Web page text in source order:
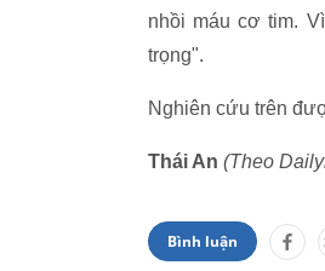
nhồi máu cơ tim.
trọng".
Nghiên cứu trên
Thái An (Theo
Bình luận